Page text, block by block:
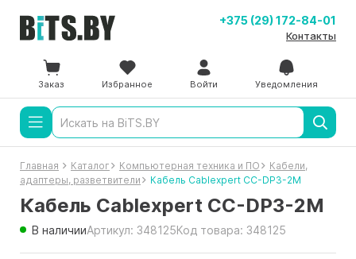
+375 (29) 172-84-01
Контакты
Заказ Избранное Войти Уведомления
Главная Каталог Компьютерная техника и ПО
Кабели,
адаптеры, разветвители
Кабель Cablexpert CC-DP3-2M
Кабель Cablexpert CC-DP3-2M
В наличииАртикул: 348125Код товара: 348125